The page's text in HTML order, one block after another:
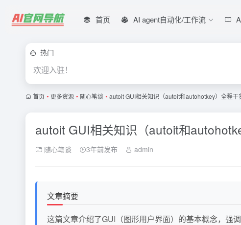
首页 AI agent自动化/工作流
热门
欢迎入驻！
首页 • 更多资源 • 随心笔谈 • autoit GUI相关知识（autoit和autohotkey）全程干
autoit GUI相关知识（autoit和
随心笔谈 3年前发布 admin
文章摘要
这篇文章介绍了GUI（图形用户界面）的基本概念，强